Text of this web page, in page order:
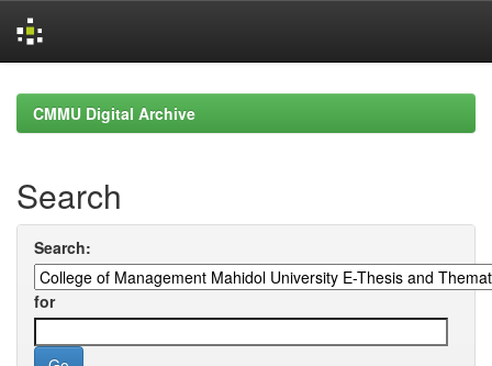
navigationCMMU Digital Archive
Search
Search:
for